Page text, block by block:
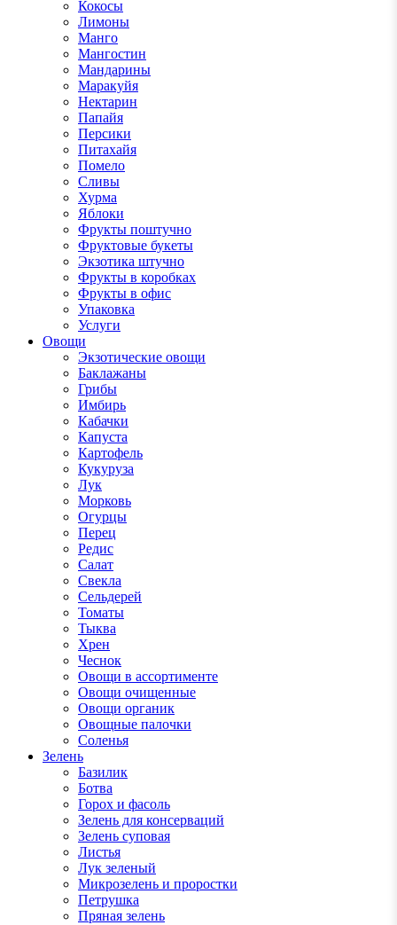
Кокосы
Лимоны
Манго
Мангостин
Мандарины
Маракуйя
Нектарин
Папайя
Персики
Питахайя
Помело
Сливы
Хурма
Яблоки
Фрукты поштучно
Фруктовые букеты
Экзотика штучно
Фрукты в коробках
Фрукты в офис
Упаковка
Услуги
Овощи
Экзотические овощи
Баклажаны
Грибы
Имбирь
Кабачки
Капуста
Картофель
Кукуруза
Лук
Морковь
Огурцы
Перец
Редис
Салат
Свекла
Сельдерей
Томаты
Тыква
Хрен
Чеснок
Овощи в ассортименте
Овощи очищенные
Овощи органик
Овощные палочки
Соленья
Зелень
Базилик
Ботва
Горох и фасоль
Зелень для консерваций
Зелень суповая
Листья
Лук зеленый
Микрозелень и проростки
Петрушка
Пряная зелень